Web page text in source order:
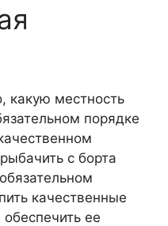
какую местность
порядке
с борта
качественные
ее